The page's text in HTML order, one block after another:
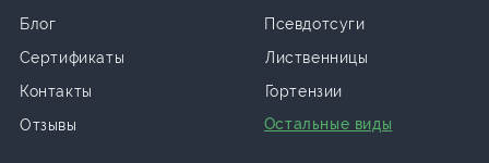
Отзывы
Контакты
Псевдотсуги
Лиственницы
Гортензии
Остальные виды
Блог
Сертификаты